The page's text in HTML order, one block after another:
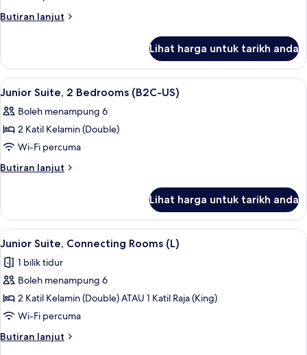
Suite,
Ocean
View
(B2C-
US)
Butiran lanjut
Butiran
Suite,
Bedrooms,
View
(B2C-
Lihat harga untuk tarikh anda
Lihat
semua
foto
untuk
Junior
Suite,
(B2C-
US)
Bar mini, peti besi dalam bilik,
2
Junior Suite, 2 Bedrooms (B2C-US)
Boleh menampung 6
2 Katil Kelamin (Double)
Wi-Fi percuma
Butiran lanjut
Butiran
Suite,
Bedrooms
US)
Lihat harga untuk tarikh anda
Lihat
semua
foto
untuk
Junior
Suite,
Connecting
Rooms
Bar mini, peti besi dalam bilik,
2
Junior Suite, Connecting Rooms (L)
1 bilik tidur
Boleh menampung 6
2 Katil Kelamin (Double) ATAU 1 Katil Raja (King)
Wi-Fi percuma
Butiran lanjut
Butiran